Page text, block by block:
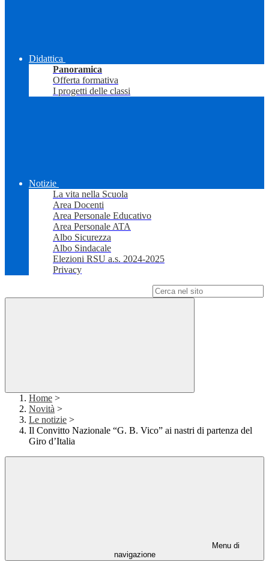
Didattica
Panoramica
Offerta formativa
I progetti delle classi
Notizie
La vita nella Scuola
Area Docenti
Area Personale Educativo
Area Personale ATA
Albo Sicurezza
Albo Sindacale
Elezioni RSU a.s. 2024-2025
Privacy
Home >
Novità >
Le notizie >
Il Convitto Nazionale “G. B. Vico” ai nastri di partenza del
Giro d’Italia
Menu di
navigazione